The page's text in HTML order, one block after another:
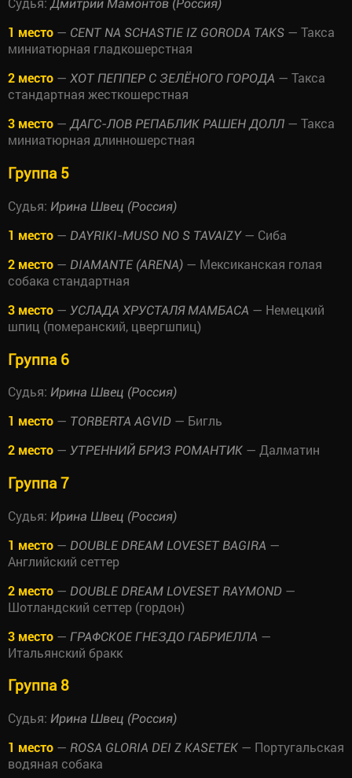
Дмитрий Мамонтов (Россия)
1 место — CENT NA SCHASTIE IZ GORODA TAKS — Такса
миниатюрная гладкошерстная
2 место — ХОТ ПЕППЕР С ЗЕЛЁНОГО ГОРОДА — Такса
стандартная жесткошерстная
3 место — ДАГС-ЛОВ РЕПАБЛИК РАШЕН ДОЛЛ — Такса
миниатюрная длинношерстная
Группа 5
Судья: Ирина Швец (Россия)
1 место — DAYRIKI-MUSO NO S TAVAIZY— Сиба
2 место — DIAMANTE (ARENA) — Мексиканская голая
собака стандартная
3 место — УСЛАДА ХРУСТАЛЯ МАМБАСА — Немецкий
шпиц (померанский, цвергшпиц)
Группа 6
Судья: Ирина Швец (Россия)
1 место — TORBERTA AGVID — Бигль
2 место — УТРЕННИЙ БРИЗ РОМАНТИК — Далматин
Группа 7
Судья: Ирина Швец (Россия)
1 место — DOUBLE DREAM LOVESET BAGIRA —
Английский сеттер
2 место — DOUBLE DREAM LOVESET RAYMOND —
Шотландский сеттер (гордон)
3 место — ГРАФСКОЕ ГНЕЗДО ГАБРИЕЛЛА —
Итальянский бракк
Группа 8
Судья: Ирина Швец (Россия)
1 место — ROSA GLORIA DEI Z KASETEK — Португальская
водяная собака